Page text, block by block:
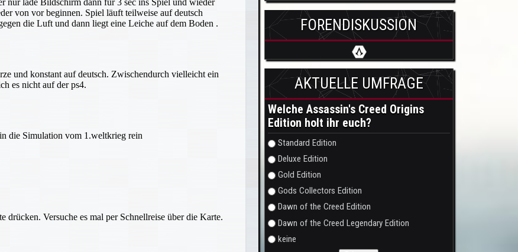
FORENDISKUSSION
AKTUELLE UMFRAGE
Welche Assassin's Creed Origins
Edition holt ihr euch?
Auswahlmöglichkeiten
Standard Edition
Deluxe Edition
Gold Edition
Gods Collectors Edition
Dawn of the Creed Edition
Dawn of the Creed Legendary Edition
keine